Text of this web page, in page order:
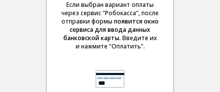
Если выбран вариант оплаты
через сервис "Робокасса", после
отправки формы появится окно
сервиса для ввода данных
банковской карты. Введите их
и нажмите "Оплатить".